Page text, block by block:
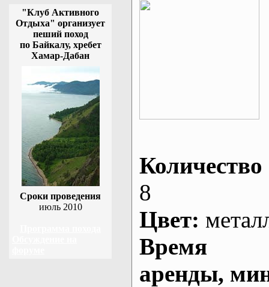
"Клуб Активного
Отдыха" организует
пеший поход
по Байкалу, хребет
Хамар-Дабан
Сроки проведения
июль 2010
Количество
8
Цвет:
Время
аренды,